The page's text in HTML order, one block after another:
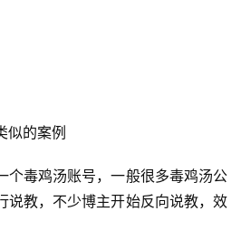
似的案例
个毒鸡汤账号，一般很多毒鸡汤公
说教，不少博主开始反向说教，效